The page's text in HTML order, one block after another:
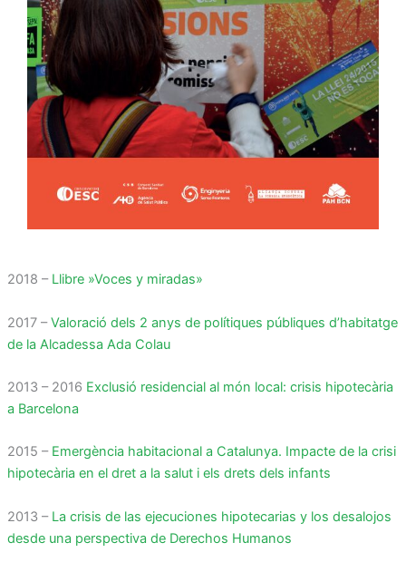
2018 – Llibre »Voces y miradas»
2017 –Valoració dels 2 anys de polítiques públiques d’habitatge
de la Alcadessa Ada Colau
2013 – 2016 Exclusió residencial al món local: crisis hipotecària
a Barcelona
2015 – Emergència habitacional a Catalunya. Impacte de la crisi
hipotecària en el dret a la salut i els drets dels infants
2013 – La crisis de las ejecuciones hipotecarias y los desalojos
desde una perspectiva de Derechos Humanos